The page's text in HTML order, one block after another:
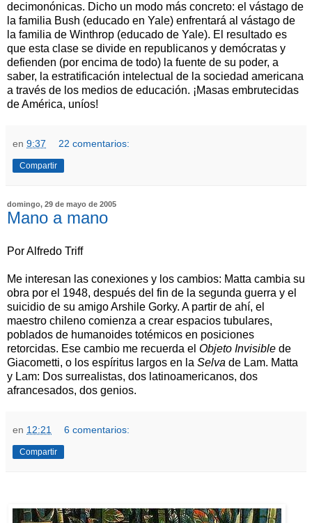
decimonónicas. Dicho un modo más concreto: el vástago de
la familia Bush (educado en Yale) enfrentará al vástago de
la familia de Winthrop (educado de Yale). El resultado es
que esta clase se divide en republicanos y demócratas y
defienden (por encima de todo) la fuente de su poder, a
saber, la estratificación intelectual de la sociedad americana
a través de los medios de educación. ¡Masas embrutecidas
de América, uníos!
en 9:37 22 comentarios:
Compartir
domingo, 29 de mayo de 2005
Mano a mano
Por Alfredo Triff
Me interesan las conexiones y los cambios: Matta cambia su
obra por el 1948, después del fin de la segunda guerra y el
suicidio de su amigo Arshile Gorky. A partir de ahí, el
maestro chileno comienza a crear espacios tubulares,
poblados de humanoides totémicos en posiciones
retorcidas. Ese cambio me recuerda el Objeto Invisible de
Giacometti, o los espíritus largos en la Selva de Lam. Matta
y Lam: Dos surrealistas, dos latinoamericanos, dos
afrancesados, dos genios.
en 12:21 6 comentarios:
Compartir